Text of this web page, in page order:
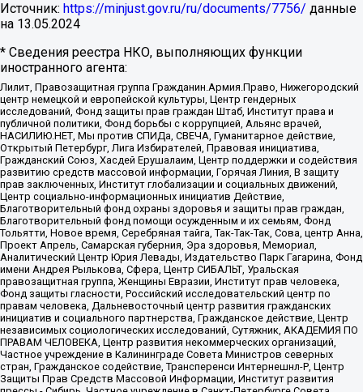
Источник: https://minjust.gov.ru/ru/documents/7756/ данные
на 13.05.2024
* Сведения реестра НКО, выполняющих функции
иностранного агента:
Лилит, Правозащитная группа Гражданин.Армия.Право, Нижегородский
центр немецкой и европейской культуры, Центр гендерных
исследований, Фонд защиты прав граждан Штаб, Институт права и
публичной политики, Фонд борьбы с коррупцией, Альянс врачей,
НАСИЛИЮ.НЕТ, Мы против СПИДа, СВЕЧА, Гуманитарное действие,
Открытый Петербург, Лига Избирателей, Правовая инициатива,
Гражданский Союз, Хасдей Ерушалаим, Центр поддержки и содействия
развитию средств массовой информации, Горячая Линия, В защиту
прав заключенных, Институт глобализации и социальных движений,
Центр социально-информационных инициатив Действие,
Благотворительный фонд охраны здоровья и защиты прав граждан,
Благотворительный фонд помощи осужденным и их семьям, Фонд
Тольятти, Новое время, Серебряная тайга, Так-Так-Так, Сова, центр Анна,
Проект Апрель, Самарская губерния, Эра здоровья, Мемориал,
Аналитический Центр Юрия Левады, Издательство Парк Гагарина, Фонд
имени Андрея Рылькова, Сфера, Центр СИБАЛЬТ, Уральская
правозащитная группа, Женщины Евразии, Институт прав человека,
Фонд защиты гласности, Российский исследовательский центр по
правам человека, Дальневосточный центр развития гражданских
инициатив и социального партнерства, Гражданское действие, Центр
независимых социологических исследований, Сутяжник, АКАДЕМИЯ ПО
ПРАВАМ ЧЕЛОВЕКА, Центр развития некоммерческих организаций,
Частное учреждение в Калининграде Совета Министров северных
стран, Гражданское содействие, Трансперенси Интернешнл-Р, Центр
Защиты Прав Средств Массовой Информации, Институт развития